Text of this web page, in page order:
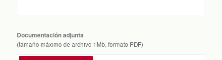
Documentación adjunta
(tamaño máximo de archivo 1Mb, formato PDF)